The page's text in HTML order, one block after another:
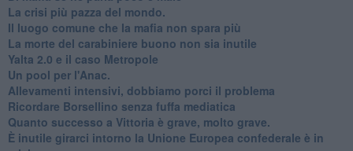
La crisi più pazza del mondo.
Il luogo comune che la mafia non spara più
La morte del carabiniere buono non sia inutile
Yalta 2.0 e il caso Metropole
​Un pool per l'Anac.
Allevamenti intensivi, dobbiamo porci il problema
Ricordare Borsellino senza fuffa mediatica
​Quanto successo a Vittoria è grave, molto grave.
​È inutile girarci intorno la Unione Europea confederale è in